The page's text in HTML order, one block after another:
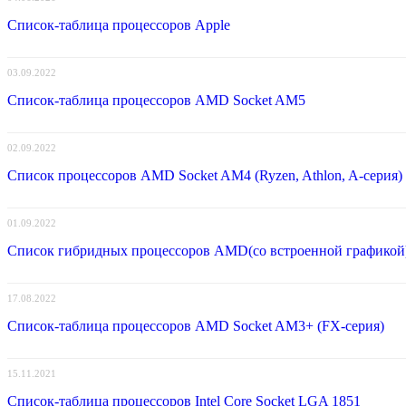
Список-таблица процессоров Apple
03.09.2022
Список-таблица процессоров AMD Socket AM5
02.09.2022
Список процессоров AMD Socket AM4 (Ryzen, Athlon, A-серия)
01.09.2022
Список гибридных процессоров AMD(со встроенной
17.08.2022
Список-таблица процессоров AMD Socket AM3+ (FX-серия)
15.11.2021
Список-таблица процессоров Intel Core Socket LGA 1851